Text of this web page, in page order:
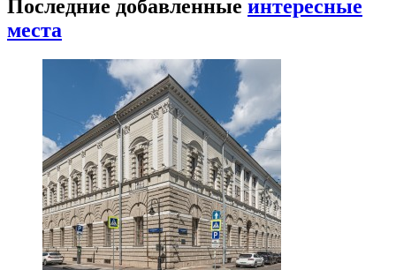
Последние добавленные интересные
места